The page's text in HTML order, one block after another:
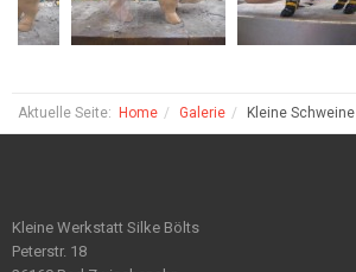
Aktuelle Seite: Home Galerie Kleine Schweine
Kleine Werkstatt Silke Bölts
Peterstr. 18